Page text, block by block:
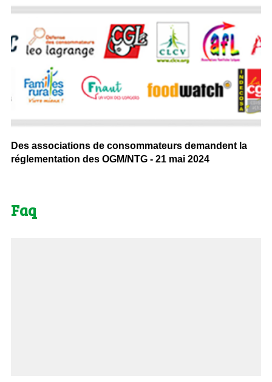
Des associations de consommateurs demandent la
réglementation des OGM/NTG - 21 mai 2024
Faq